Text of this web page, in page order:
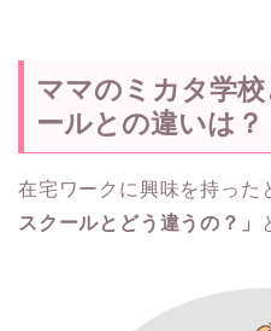
ママのミカタ学
ールとの違いは？
在宅ワークに興味を持った
スクールとどう違うの？」